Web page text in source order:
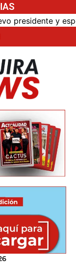
para La